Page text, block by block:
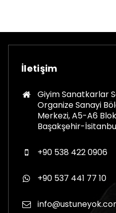
İletişim
Giyim Sanatkarlar
Organize Sanayi
Merkezi, A5-A6
Başakşehir-
+90 538 422 0906
+90 537 441 77 10